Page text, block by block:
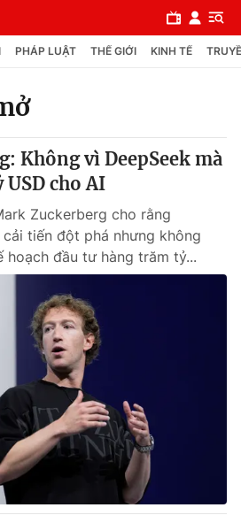
PHÁP LUẬT THẾ GIỚI KINH TẾ
Không vì DeepSeek mà
cho AI
Zuckerberg cho rằng
tiến đột phá nhưng không
hoạch đầu tư hàng trăm tỷ...